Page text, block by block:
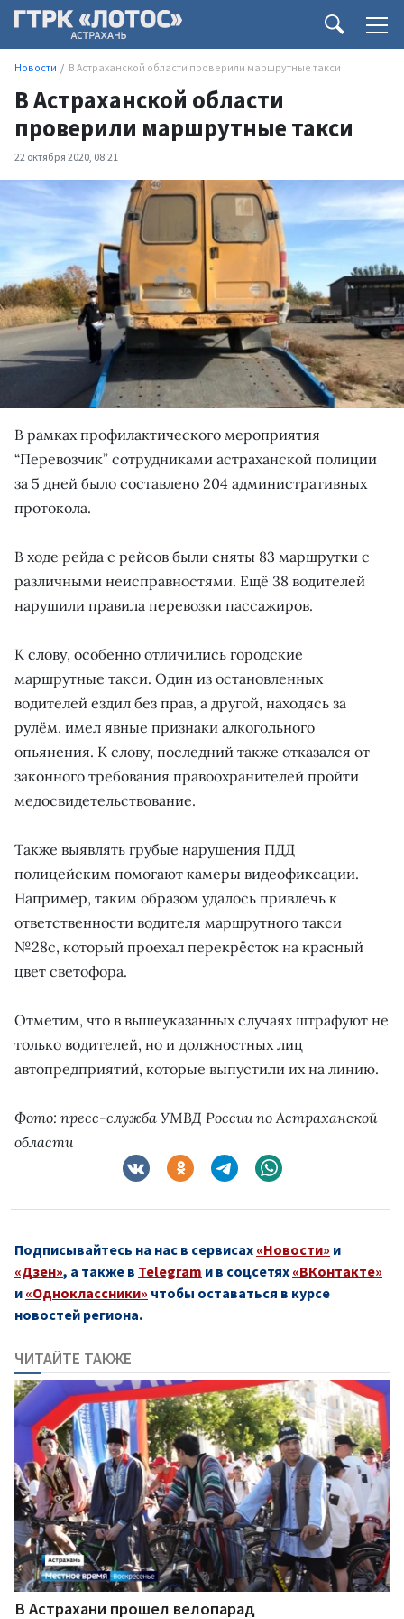
Новости В Астраханской области проверили маршрутные такси
В Астраханской области
проверили маршрутные такси
22 октября 2020, 08:21
В рамках профилактического мероприятия
“Перевозчик” сотрудниками астраханской полиции
за 5 дней было составлено 204 административных
протокола.
В ходе рейда с рейсов были сняты 83 маршрутки с
различными неисправностями. Ещё 38 водителей
нарушили правила перевозки пассажиров.
К слову, особенно отличились городские
маршрутные такси. Один из остановленных
водителей ездил без прав, а другой, находясь за
рулём, имел явные признаки алкогольного
опьянения. К слову, последний также отказался от
законного требования правоохранителей пройти
медосвидетельствование.
Также выявлять грубые нарушения ПДД
полицейским помогают камеры видеофиксации.
Например, таким образом удалось привлечь к
ответственности водителя маршрутного такси
№28с, который проехал перекрёсток на красный
цвет светофора.
Отметим, что в вышеуказанных случаях штрафуют не
только водителей, но и должностных лиц
автопредприятий, которые выпустили их на линию.
Фото: пресс-служба УМВД России по Астраханской
области
Подписывайтесь на нас в сервисах «Новости» и
«Дзен», а также в Telegram и в соцсетях «ВКонтакте»
и «Одноклассники» чтобы оставаться в курсе
новостей региона.
ЧИТАЙТЕ ТАКЖЕ
В Астрахани прошел велопарад